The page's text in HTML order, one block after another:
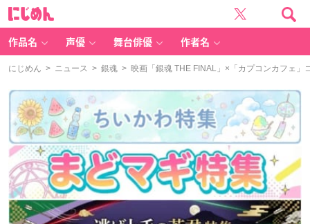
作品名 声優 舞台俳優 作者名
にじめん > ニュース > 銀魂 > 映画「銀魂 THE FINAL」×「カプコンカフェ」